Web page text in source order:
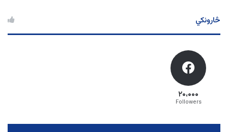
څارونکي
۲۰،۰۰۰
Followers